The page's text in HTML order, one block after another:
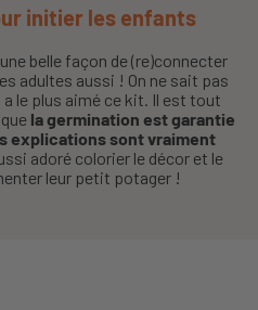
initier les enfants
belle façon de (re)connecter
adultes aussi ! On ne sait pas
le plus aimé ce kit. Il est tout
la germination est garantie
explications sont vraiment
adoré colorier le décor et le
leur petit potager !